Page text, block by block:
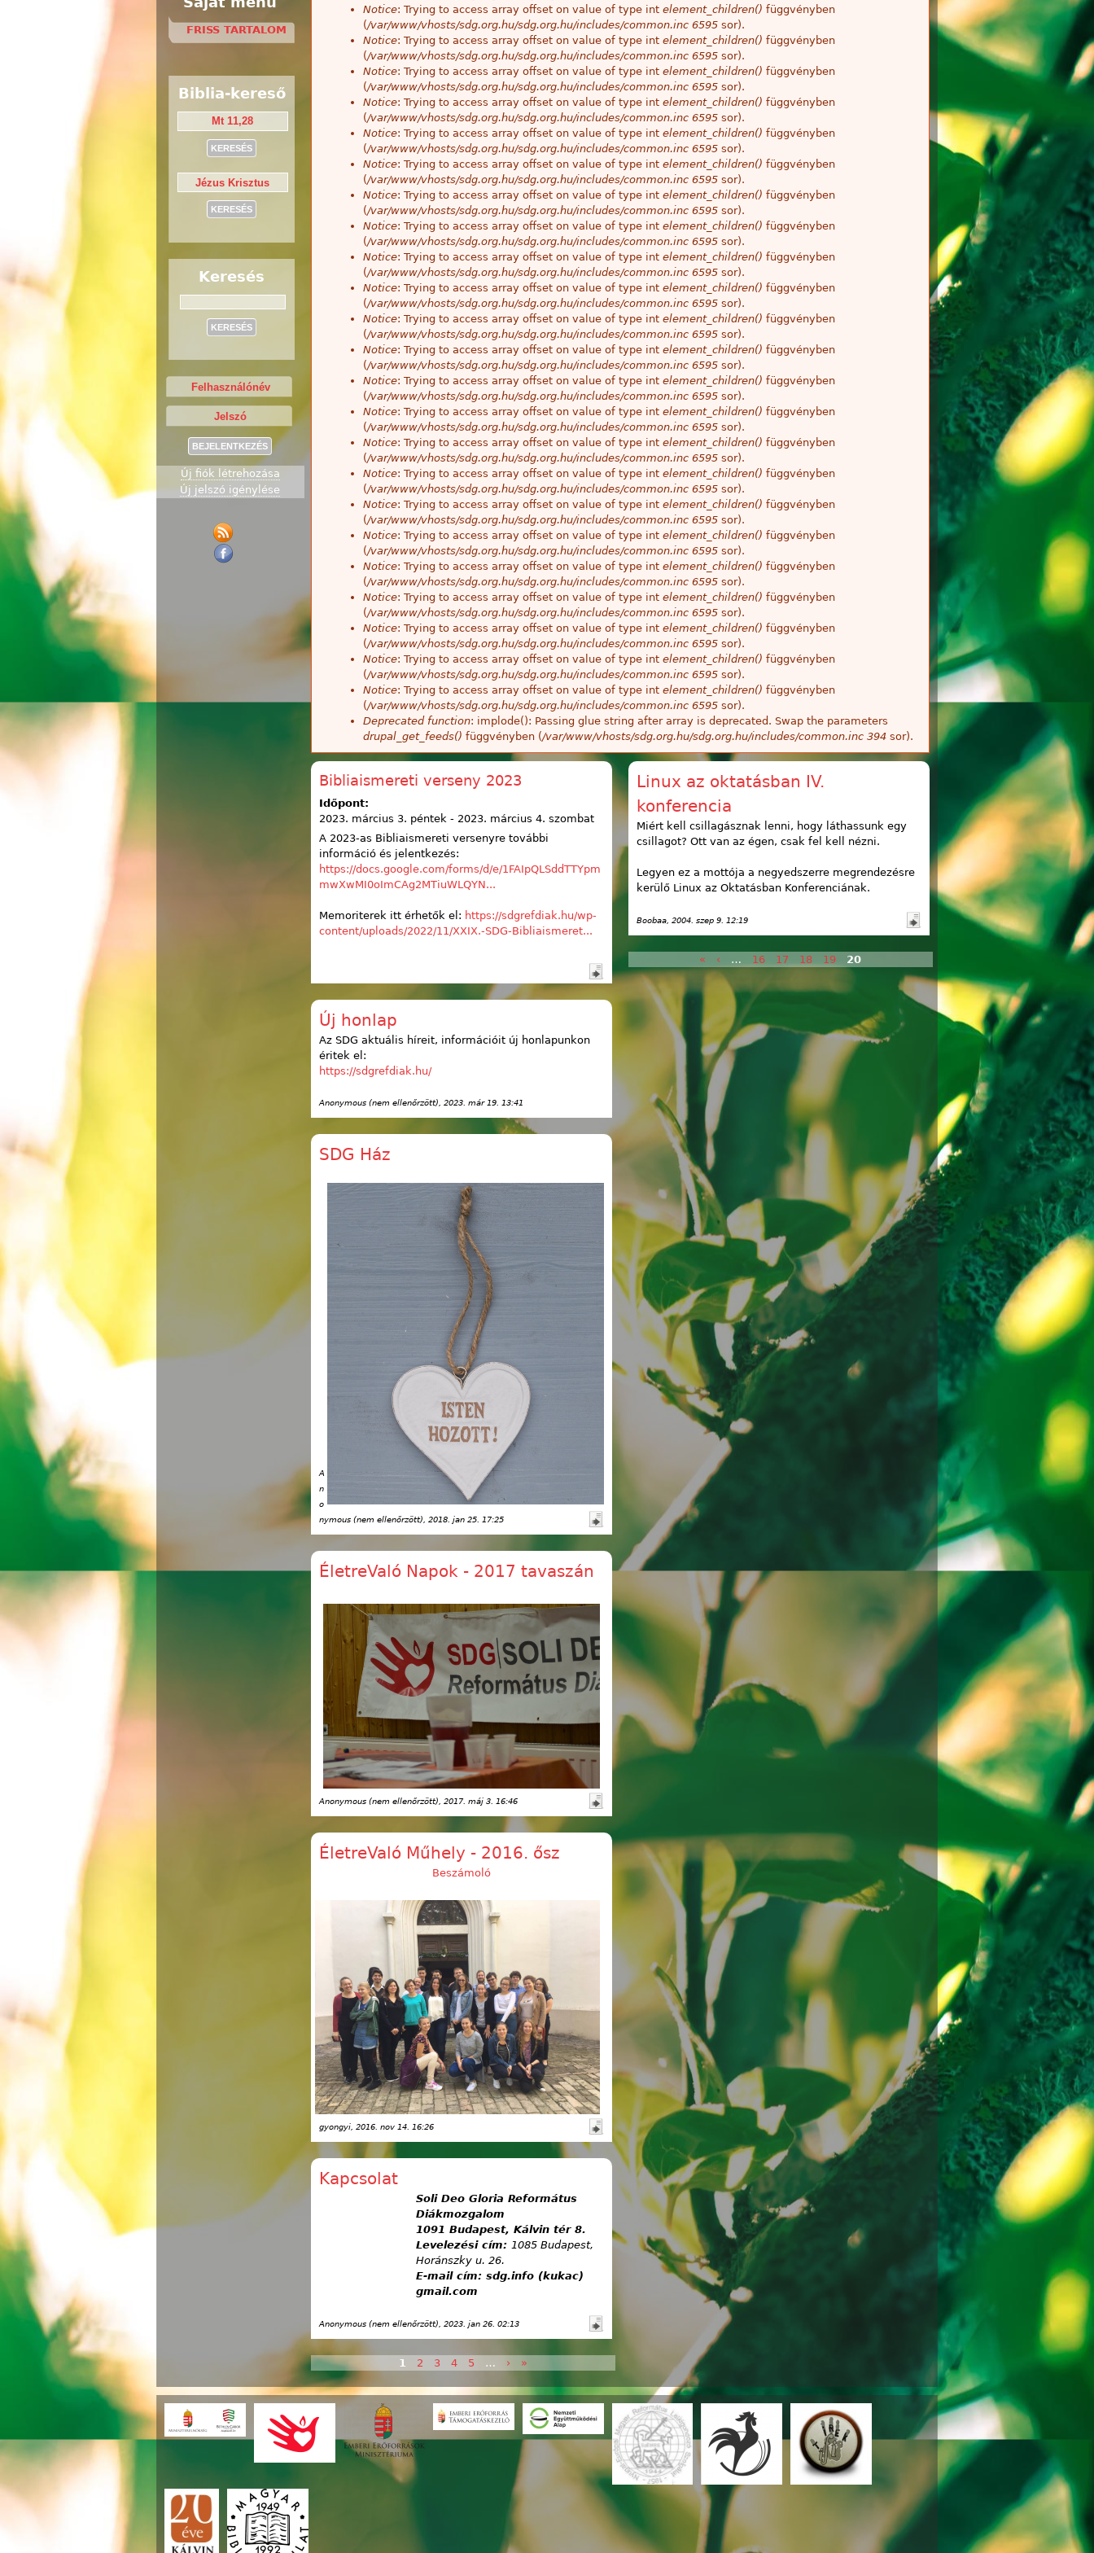
Notice: Trying to access array offset on value of type int element_children() függvényben
(/var/www/vhosts/sdg.org.hu/sdg.org.hu/includes/common.inc 6595 sor).
Notice: Trying to access array offset on value of type int element_children() függvényben
(/var/www/vhosts/sdg.org.hu/sdg.org.hu/includes/common.inc 6595 sor).
Notice: Trying to access array offset on value of type int element_children() függvényben
(/var/www/vhosts/sdg.org.hu/sdg.org.hu/includes/common.inc 6595 sor).
Notice: Trying to access array offset on value of type int element_children() függvényben
(/var/www/vhosts/sdg.org.hu/sdg.org.hu/includes/common.inc 6595 sor).
Notice: Trying to access array offset on value of type int element_children() függvényben
(/var/www/vhosts/sdg.org.hu/sdg.org.hu/includes/common.inc 6595 sor).
Notice: Trying to access array offset on value of type int element_children() függvényben
(/var/www/vhosts/sdg.org.hu/sdg.org.hu/includes/common.inc 6595 sor).
Notice: Trying to access array offset on value of type int element_children() függvényben
(/var/www/vhosts/sdg.org.hu/sdg.org.hu/includes/common.inc 6595 sor).
Notice: Trying to access array offset on value of type int element_children() függvényben
(/var/www/vhosts/sdg.org.hu/sdg.org.hu/includes/common.inc 6595 sor).
Notice: Trying to access array offset on value of type int element_children() függvényben
(/var/www/vhosts/sdg.org.hu/sdg.org.hu/includes/common.inc 6595 sor).
Notice: Trying to access array offset on value of type int element_children() függvényben
(/var/www/vhosts/sdg.org.hu/sdg.org.hu/includes/common.inc 6595 sor).
Notice: Trying to access array offset on value of type int element_children() függvényben
(/var/www/vhosts/sdg.org.hu/sdg.org.hu/includes/common.inc 6595 sor).
Notice: Trying to access array offset on value of type int element_children() függvényben
(/var/www/vhosts/sdg.org.hu/sdg.org.hu/includes/common.inc 6595 sor).
Notice: Trying to access array offset on value of type int element_children() függvényben
(/var/www/vhosts/sdg.org.hu/sdg.org.hu/includes/common.inc 6595 sor).
Notice: Trying to access array offset on value of type int element_children() függvényben
(/var/www/vhosts/sdg.org.hu/sdg.org.hu/includes/common.inc 6595 sor).
Notice: Trying to access array offset on value of type int element_children() függvényben
(/var/www/vhosts/sdg.org.hu/sdg.org.hu/includes/common.inc 6595 sor).
Notice: Trying to access array offset on value of type int element_children() függvényben
(/var/www/vhosts/sdg.org.hu/sdg.org.hu/includes/common.inc 6595 sor).
Notice: Trying to access array offset on value of type int element_children() függvényben
(/var/www/vhosts/sdg.org.hu/sdg.org.hu/includes/common.inc 6595 sor).
Notice: Trying to access array offset on value of type int element_children() függvényben
(/var/www/vhosts/sdg.org.hu/sdg.org.hu/includes/common.inc 6595 sor).
Notice: Trying to access array offset on value of type int element_children() függvényben
(/var/www/vhosts/sdg.org.hu/sdg.org.hu/includes/common.inc 6595 sor).
Notice: Trying to access array offset on value of type int element_children() függvényben
(/var/www/vhosts/sdg.org.hu/sdg.org.hu/includes/common.inc 6595 sor).
Notice: Trying to access array offset on value of type int element_children() függvényben
(/var/www/vhosts/sdg.org.hu/sdg.org.hu/includes/common.inc 6595 sor).
Notice: Trying to access array offset on value of type int element_children() függvényben
(/var/www/vhosts/sdg.org.hu/sdg.org.hu/includes/common.inc 6595 sor).
Notice: Trying to access array offset on value of type int element_children() függvényben
(/var/www/vhosts/sdg.org.hu/sdg.org.hu/includes/common.inc 6595 sor).
Deprecated function: implode(): Passing glue string after array is deprecated. Swap the parameters
drupal_get_feeds() függvényben (/var/www/vhosts/sdg.org.hu/sdg.org.hu/includes/common.inc 394 sor).
Bibliaismereti verseny 2023
Időpont:
2023. március 3. péntek - 2023. március 4. szombat
A 2023-as Bibliaismereti versenyre további
információ és jelentkezés:
https://docs.google.com/forms/d/e/1FAIpQLSddTTYpm
mwXwMI0oImCAg2MTiuWLQYN...
Memoriterek itt érhetők el: https://sdgrefdiak.hu/wp-
content/uploads/2022/11/XXIX.-SDG-Bibliaismeret...
Új honlap
Az SDG aktuális híreit, információit új honlapunkon
éritek el:
https://sdgrefdiak.hu/
Anonymous (nem ellenőrzött) , 2023. már 19. 13:41
SDG Ház
A
n
o
nymous (nem ellenőrzött) , 2018. jan 25. 17:25
ÉletreValó Napok - 2017 tavaszán
Anonymous (nem ellenőrzött) , 2017. máj 3. 16:46
ÉletreValó Műhely - 2016. ősz
Beszámoló
gyongyi , 2016. nov 14. 16:26
Kapcsolat
Soli Deo Gloria Református
Diákmozgalom
1091 Budapest, Kálvin tér 8.
Levelezési cím:1085 Budapest,
Horánszky u. 26.
E-mail cím: sdg.info (kukac)
gmail.com
Anonymous (nem ellenőrzött) , 2023. jan 26. 02:13
Oldalak 1 2 3 4 5 … › »
Linux az oktatásban IV.
konferencia
Miért kell csillagásznak lenni, hogy láthassunk egy
csillagot? Ott van az égen, csak fel kell nézni.
Legyen ez a mottója a negyedszerre megrendezésre
kerülő Linux az Oktatásban Konferenciának.
Boobaa , 2004. szep 9. 12:19
« ‹ … 16 17 18 19 20
FRISS TARTALOM
Biblia-kereső
Keresés
Új fiók létrehozása
Új jelszó igénylése